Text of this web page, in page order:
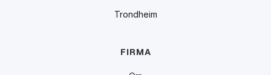
Trondheim
FIRMA